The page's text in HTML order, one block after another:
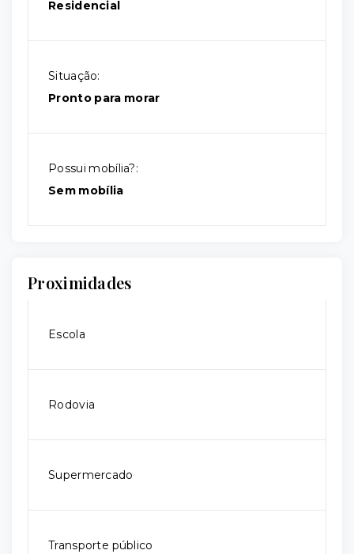
Residencial
Situação:
Pronto para morar
Possui mobília?:
Sem mobília
Proximidades
Escola
Rodovia
Supermercado
Transporte público